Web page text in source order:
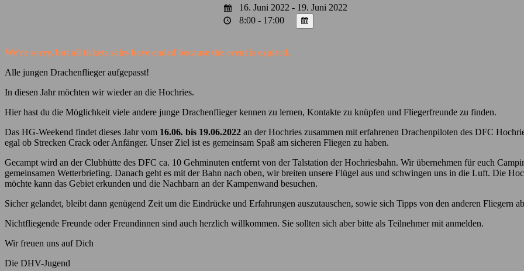
16. Juni 2022 - 19. Juni 2022
8:00 - 17:00
We're sorry, but all tickets sales have ended because the event is expired.
Alle jungen Drachenflieger aufgepasst!
In diesen Jahr möchten wir wieder an die Hochries.
Hier hast du die Möglichkeit viele andere junge Drachenflieger kennen zu lernen, Kontakte zu knüpfen und Fliegerfreunde zu finden.
Das HG-Weekend findet dieses Jahr vom 16.06. bis 19.06.2022 an der Hochries zusammen mit erfahrenen Drachenpiloten des DFC
egal ob Strecken Crack oder Anfänger. Unser Ziel ist es gemeinsam Spaß am sicheren Fliegen zu haben.
Gecampt wird an der Clubhütte des DFC ca. 10 Gehminuten entfernt von der Talstation der Hochriesbahn. Wir übernehmen für euch
gemeinsamen Wetterbriefing. Danach geht es mit der Bahn nach oben, wir breiten unsere Flügel aus und schwingen uns in die Luft. Die
möchte kann das Gebiet erkunden und die Nachbarn an der Kampenwand besuchen.
Sicher gelandet, bleibt dann genügend Zeit um die Eindrücke und Erfahrungen auszutauschen, sowie sich Tipps von den anderen Fliegern
Nichtfliegende Freunde oder Freundinnen sind auch herzlich willkommen. Sie sollten sich aber bitte als Teilnehmer mit anmelden.
Wir freuen uns auf Dich
Die DHV-Jugend